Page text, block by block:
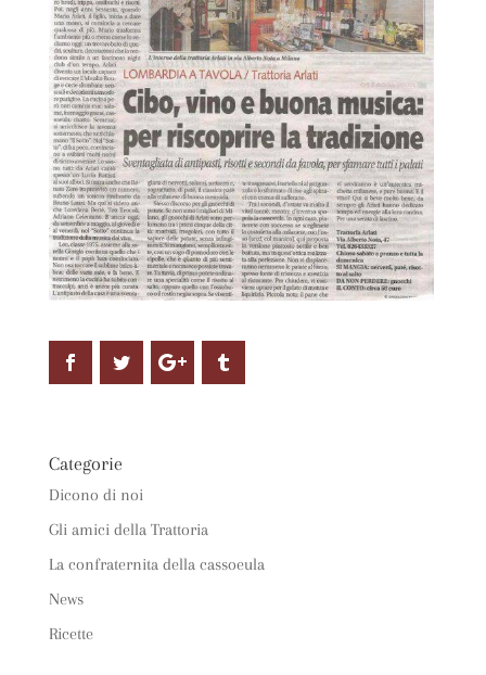
Categorie
Dicono di noi
Gli amici della Trattoria
La confraternita della cassoeula
News
Ricette